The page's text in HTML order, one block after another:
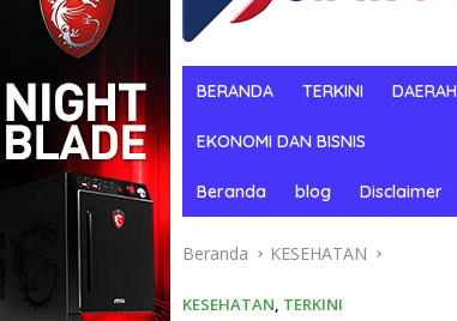
BERANDA TERKINI DAERAH
EKONOMI DAN BISNIS
Beranda blog Disclaimer
Beranda KESEHATAN
KESEHATAN, TERKINI